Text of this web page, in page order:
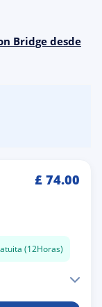
Bridge desde
£ 74.00
(12Horas)